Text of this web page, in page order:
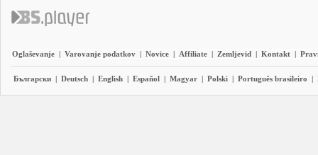
Oglaševanje | Varovanje podatkov | Novice | Affiliate | Zemljevid | Kontakt |
Български | Deutsch | English | Español | Magyar | Polski | Português brasileiro |